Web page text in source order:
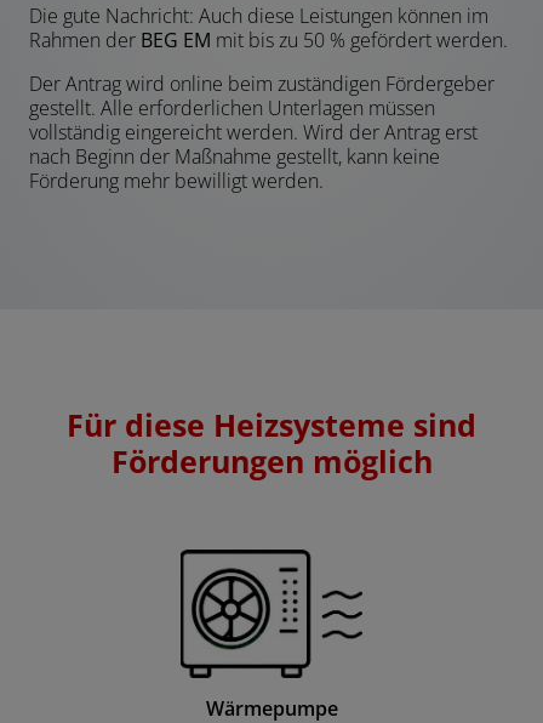
Die gute Nachricht: Auch diese Leistungen können im
Rahmen der BEG EM mit bis zu 50 % gefördert werden.
Der Antrag wird online beim zuständigen Fördergeber
gestellt. Alle erforderlichen Unterlagen müssen
vollständig eingereicht werden. Wird der Antrag erst
nach Beginn der Maßnahme gestellt, kann keine
Förderung mehr bewilligt werden.
Für diese Heizsysteme sind
Förderungen möglich
Wärmepumpe